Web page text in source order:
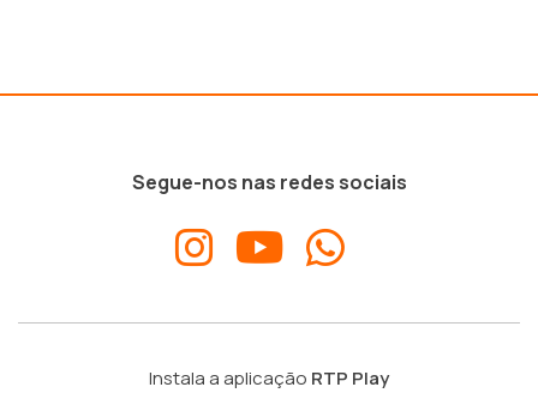
Segue-nos nas redes sociais
Instala a aplicação RTP Play